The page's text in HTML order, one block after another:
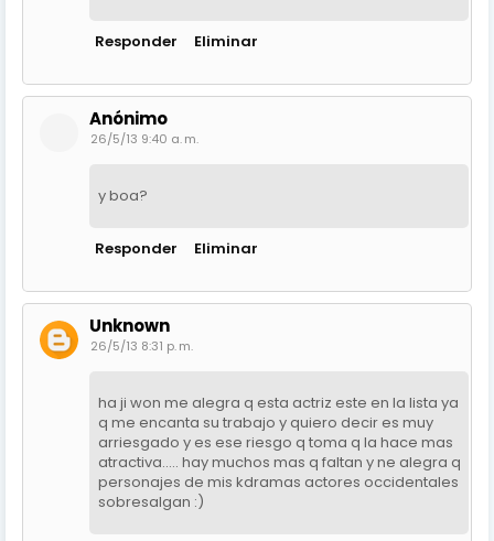
Responder Eliminar
Anónimo
26/5/13 9:40 a. m.
y boa?
Responder Eliminar
Unknown
26/5/13 8:31 p. m.
ha ji won me alegra q esta actriz este en la lista ya
q me encanta su trabajo y quiero decir es muy
arriesgado y es ese riesgo q toma q la hace mas
atractiva..... hay muchos mas q faltan y ne alegra q
personajes de mis kdramas actores occidentales
sobresalgan :)